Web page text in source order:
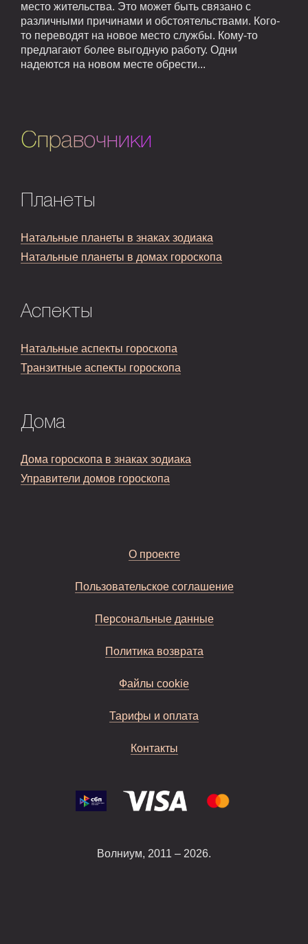
место жительства. Это может быть связано с
различными причинами и обстоятельствами. Кого-
то переводят на новое место службы. Кому-то
предлагают более выгодную работу. Одни
надеются на новом месте обрести...
Справочники
Планеты
Натальные планеты в знаках зодиака
Натальные планеты в домах гороскопа
Аспекты
Натальные аспекты гороскопа
Транзитные аспекты гороскопа
Дома
Дома гороскопа в знаках зодиака
Управители домов гороскопа
О проекте
Пользовательское соглашение
Персональные данные
Политика возврата
Файлы cookie
Тарифы и оплата
Контакты
Волниум, 2011 – 2026.